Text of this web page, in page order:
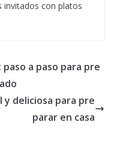
invitados con platos
a paso para pre
deliciosa para pre
parar en casa